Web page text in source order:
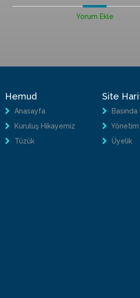
Yorum Ekle
Hemud
Anasayfa
Kuruluş Hikayemiz
Tüzük
Site
Basında
Yönetim
Üyelik